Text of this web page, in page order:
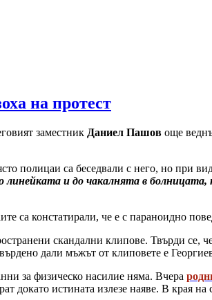
на протест
заместник Даниел Пашов още
полицаи са беседвали с него, но при
линейката и до чакалнята в
са констатирали, че е с параноидно
скандални клипове. Твърди се,
дали мъжът от клиповете е
за физическо насилие няма. Вчера
докато истината излезе наяве. В края на